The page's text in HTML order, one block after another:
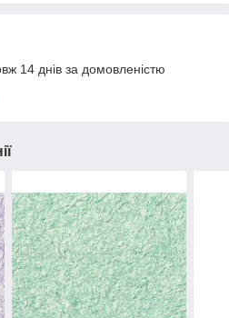
14 днів за домовленістю